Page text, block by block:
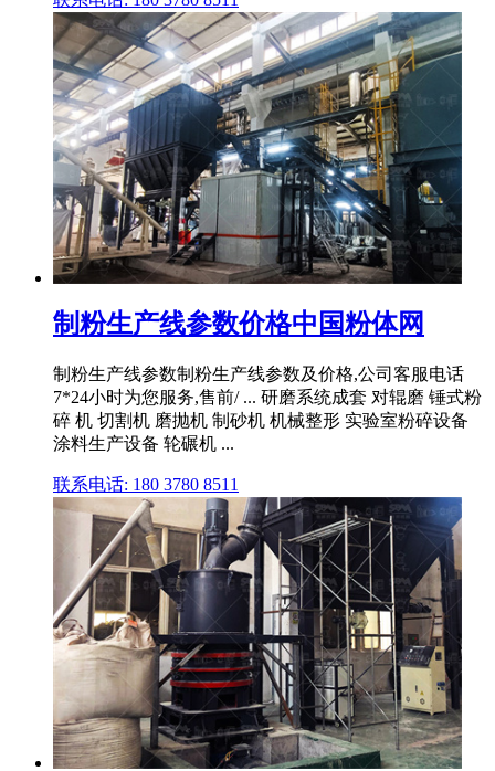
制粉生产线参数价格中国粉体网
制粉生产线参数制粉生产线参数及价格,公司客服电话
7*24小时为您服务,售前/ ... 研磨系统成套 对辊磨 锤式粉
碎 机 切割机 磨抛机 制砂机 机械整形 实验室粉碎设备
涂料生产设备 轮碾机 ...
联系电话: 180 3780 8511